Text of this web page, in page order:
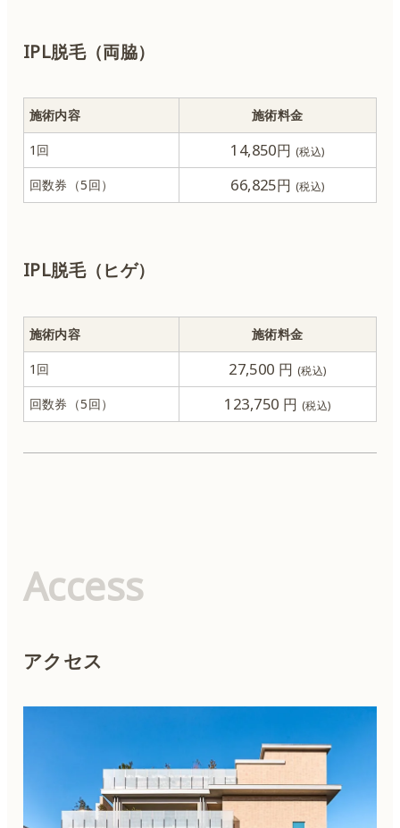
ハイフ＋サーマジェン
糸リフト
ケアシス
IPL脱毛
ピアス
IPL脱毛（両脇）
施術内容 施術料金
1回 14,850円
回数券（5回） 66,825円
IPL脱毛（ヒゲ）
施術内容 施術料金
1回 27,500 円
回数券（5回） 123,750 円
Access
アクセス